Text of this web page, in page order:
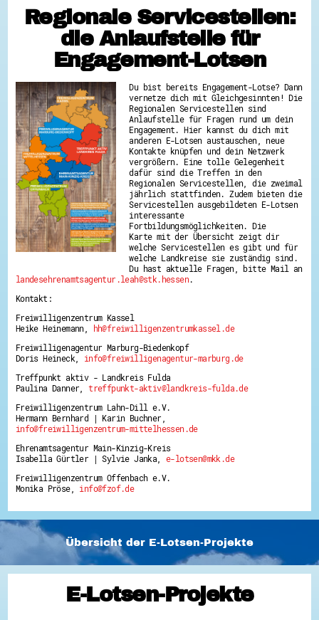
Regionale Servicestellen:
die Anlaufstelle für
Engagement-Lotsen
Du bist bereits Engagement-Lotse? Dann
vernetze dich mit Gleichgesinnten! Die
Regionalen Servicestellen sind
Anlaufstelle für Fragen rund um dein
Engagement. Hier kannst du dich mit
anderen E-Lotsen austauschen, neue
Kontakte knüpfen und dein Netzwerk
vergrößern. Eine tolle Gelegenheit
dafür sind die Treffen in den
Regionalen Servicestellen, die zweimal
jährlich stattfinden. Zudem bieten die
Servicestellen ausgebildeten E-Lotsen
interessante
Fortbildungsmöglichkeiten. Die
Karte mit der Übersicht zeigt dir
welche Servicestellen es gibt und für
welche Landkreise sie zuständig sind.
Du hast aktuelle Fragen, bitte Mail an
landesehrenamtsagentur.leah@stk.hessen.
Kontakt:
Freiwilligenzentrum Kassel
Heike Heinemann,
hh@freiwilligenzentrumkassel.de
Freiwilligenagentur Marburg-Biedenkopf
Doris Heineck, info@freiwilligenagentur-marburg.de
Treffpunkt aktiv - Landkreis Fulda
Paulina Danner,treffpunkt-aktiv@landkreis-fulda.de
Freiwilligenzentrum Lahn-Dill e.V.
Hermann Bernhard | Karin Buchner,
info@freiwilligenzentrum-mittelhessen.de
Ehrenamtsagentur Main-Kinzig-Kreis
Isabella Gürtler | Sylvie Janka,e-lotsen@mkk.de
Freiwilligenzentrum Offenbach e.V.
Monika Pröse, info@fzof.de
Übersicht der E-Lotsen-Projekte
E-Lotsen-Projekte